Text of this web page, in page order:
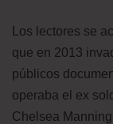
Los lectores se
que en 2013
públicos
operaba el ex
Chelsea